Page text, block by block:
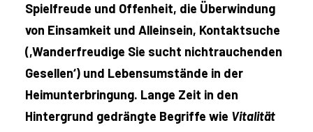
Spielfreude und Offenheit, die Überwindung
von Einsamkeit und Alleinsein, Kontaktsuche
(,Wanderfreudige Sie sucht nichtrauchenden
Gesellen‘) und Lebensumstände in der
Heimunterbringung. Lange Zeit in den
Hintergrund gedrängte Begriffe wie Vitalität